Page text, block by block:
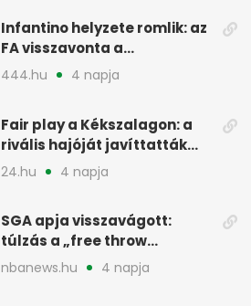
Infantino helyzete romlik: az
FA visszavonta a
támogatását, jöhet a
444.hu 4 napja
Fair play a Kékszalagon: a
rivális hajóját javíttatták
meg
24.hu 4 napja
SGA apja visszavágott:
túlzás a „free throw
merchant” címke?
nbanews.hu 4 napja